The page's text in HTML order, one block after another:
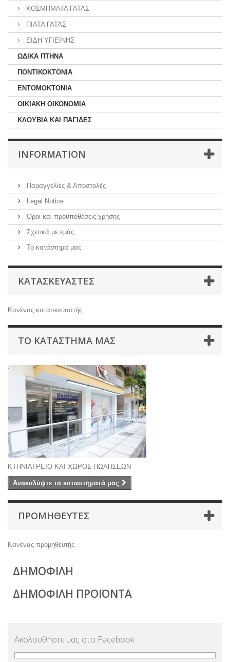
ΚΟΣΜΗΜΑΤΑ ΓΑΤΑΣ
ΠΙΑΤΑ ΓΑΤΑΣ
ΕΙΔΗ ΥΓΙΕΙΝΗΣ
ΩΔΙΚΑ ΠΤΗΝΑ
ΠΟΝΤΙΚΟΚΤΟΝΙΑ
ΕΝΤΟΜΟΚΤΟΝΙΑ
ΟΙΚΙΑΚΗ ΟΙΚΟΝΟΜΙΑ
ΚΛΟΥΒΙΑ ΚΑΙ ΠΑΓΙΔΕΣ
INFORMATION
Παραγγελίες & Αποστολές
Legal Notice
Όροι και προϋποθέσεις χρήσης
Σχετικά με εμάς
Το κατάστημα μας
ΚΑΤΑΣΚΕΥΑΣΤΈΣ
Kανένας κατασκευαστής
ΤΟ ΚΑΤΆΣΤΗΜΑ ΜΑΣ
ΚΤΗΝΙΑΤΡΕΙΟ ΚΑΙ ΧΩΡΟΣ ΠΩΛΗΣΕΩΝ
Ανακαλύψτε τα καταστήματά μας
ΠΡΟΜΗΘΕΥΤΈΣ
Κανένας προμηθευτής
ΔΗΜΟΦΙΛΉ
ΔΗΜΟΦΙΛΉ ΠΡΟΪΌΝΤΑ
Ακολουθήστε μας στο Facebook